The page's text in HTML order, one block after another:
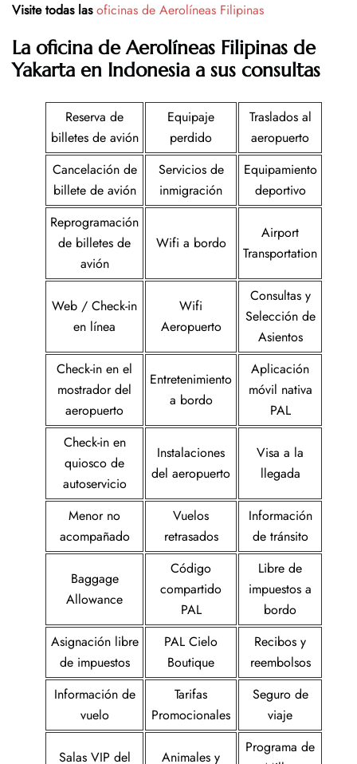
Visite todas las oficinas de Aerolíneas Filipinas
La oficina de Aerolíneas Filipinas de
Yakarta en Indonesia a sus consultas
Reserva de
billetes de avión
Equipaje
perdido
Traslados al
aeropuerto
Cancelación de
billete de avión
Servicios de
inmigración
Equipamiento
deportivo
Reprogramación
de billetes de
avión
Wifi a bordo
Airport
Transportation
Web / Check-in
en línea
Wifi
Aeropuerto
Consultas y
Selección de
Asientos
Check-in en el
mostrador del
aeropuerto
Entretenimiento
a bordo
Aplicación
móvil nativa
PAL
Check-in en
quiosco de
autoservicio
Instalaciones
del aeropuerto
Visa a la
llegada
Menor no
acompañado
Vuelos
retrasados
Información
de tránsito
Baggage
Allowance
Código
compartido
PAL
Libre de
impuestos a
bordo
Asignación libre
de impuestos
PAL Cielo
Boutique
Recibos y
reembolsos
Información de
vuelo
Tarifas
Promocionales
Seguro de
viaje
Salas VIP del Animales y
Programa de